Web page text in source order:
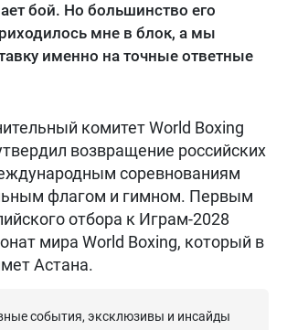
бой. Но большинство его
мне в блок, а мы
именно на точные ответные
комитет World Boxing
возвращение российских
соревнованиям
флагом и гимном. Первым
отбора к Играм-2028
мира World Boxing, который в
Астана.
события, эксклюзивы и инсайды